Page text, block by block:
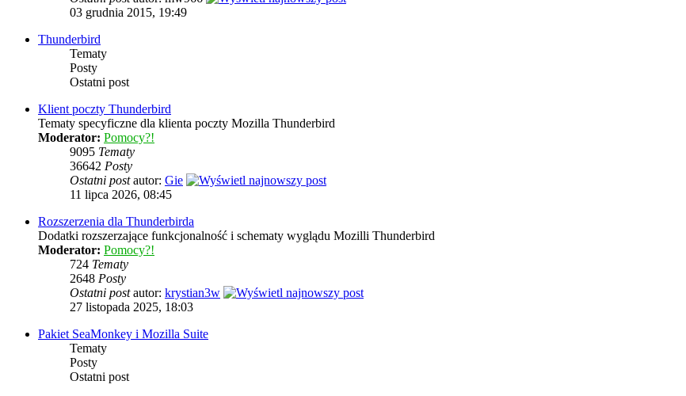
03 grudnia 2015, 19:49
Thunderbird
Tematy
Posty
Ostatni post
Klient poczty Thunderbird
Tematy specyficzne dla klienta poczty Mozilla Thunderbird
Moderator: Pomocy?!
9095 Tematy
36642 Posty
Ostatni postautor: Gie
11 lipca 2026, 08:45
Rozszerzenia dla Thunderbirda
Dodatki rozszerzające funkcjonalność i schematy wyglądu Mozilli Thunderbird
Moderator: Pomocy?!
724 Tematy
2648 Posty
Ostatni postautor: krystian3w
27 listopada 2025, 18:03
Pakiet SeaMonkey i Mozilla Suite
Tematy
Posty
Ostatni post